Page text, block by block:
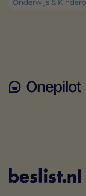
Onderwijs &